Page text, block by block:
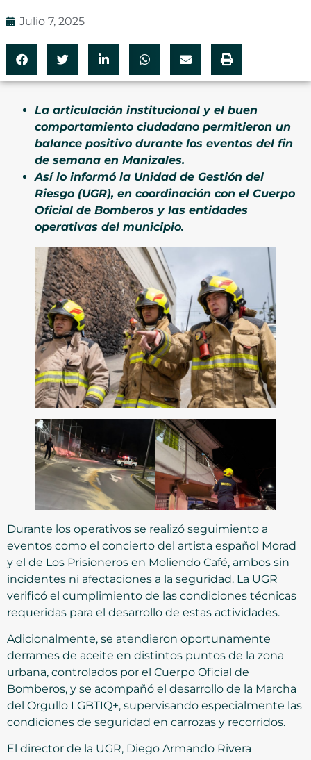
Julio 7, 2025
La articulación institucional y el buen
comportamiento ciudadano permitieron un
balance positivo durante los eventos del fin
de semana en Manizales.
Así lo informó la Unidad de Gestión del
Riesgo (UGR), en coordinación con el Cuerpo
Oficial de Bomberos y las entidades
operativas del municipio.
Durante los operativos se realizó seguimiento a
eventos como el concierto del artista español Morad
y el de Los Prisioneros en Moliendo Café, ambos sin
incidentes ni afectaciones a la seguridad. La UGR
verificó el cumplimiento de las condiciones técnicas
requeridas para el desarrollo de estas actividades.
Adicionalmente, se atendieron oportunamente
derrames de aceite en distintos puntos de la zona
urbana, controlados por el Cuerpo Oficial de
Bomberos, y se acompañó el desarrollo de la Marcha
del Orgullo LGBTIQ+, supervisando especialmente las
condiciones de seguridad en carrozas y recorridos.
El director de la UGR, Diego Armando Rivera